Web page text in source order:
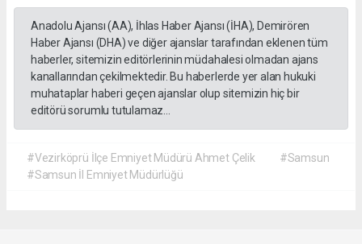
Anadolu Ajansı (AA), İhlas Haber Ajansı (İHA), Demirören
Haber Ajansı (DHA) ve diğer ajanslar tarafından eklenen tüm
haberler, sitemizin editörlerinin müdahalesi olmadan ajans
kanallarından çekilmektedir. Bu haberlerde yer alan hukuki
muhataplar haberi geçen ajanslar olup sitemizin hiç bir
editörü sorumlu tutulamaz...
#Vezirköprü İlçe Emniyet Müdürü Ahmet Çelik
#Samsun
#Samsun İl Emniyet Müdürlüğü